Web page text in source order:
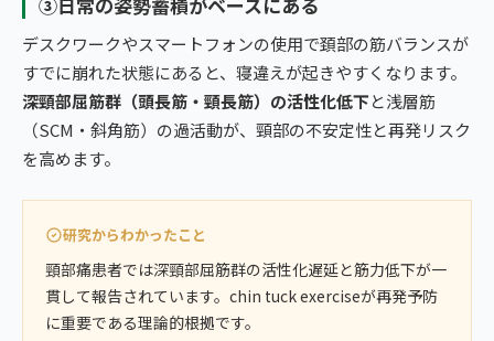
デスクワークやスマートフォンの使用で頚部の筋バランスが
すでに崩れた状態にあると、寝違えが起きやすくなります。
深頸部屈筋群（頭長筋・頸長筋）の活性化低下と浅層筋
（SCM・斜角筋）の過活動が、頸部の不安定性と再発リスク
を高めます。
研究からわかったこと
頸部痛患者では深頸部屈筋群の活性化遅延と筋力低下が一
貫して報告されています。chin tuck exerciseが再発予防
に重要である理論的根拠です。